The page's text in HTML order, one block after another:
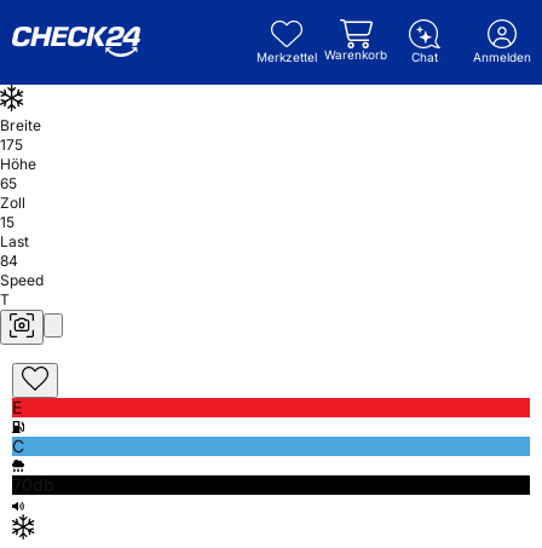
Merkzettel Warenkorb Chat Anmelden
Breite
175
Höhe
65
Zoll
15
Last
84
Speed
T
E
C
70db